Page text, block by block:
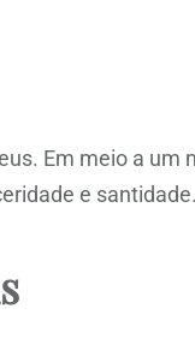
Em meio a um
e santidade.